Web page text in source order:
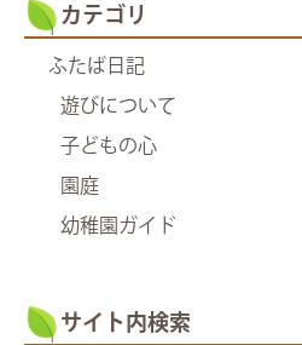
カテゴリ
ふたば日記
遊びについて
子どもの心
園庭
幼稚園ガイド
サイト内検索